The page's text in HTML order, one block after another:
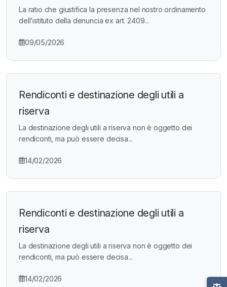
La ratio che giustifica la presenza nel nostro ordinamento
dell’istituto della denuncia ex art. 2409...
09/05/2026
Rendiconti e destinazione degli utili a
riserva
La destinazione degli utili a riserva non è oggetto dei
rendiconti, ma può essere decisa...
14/02/2026
Rendiconti e destinazione degli utili a
riserva
La destinazione degli utili a riserva non è oggetto dei
rendiconti, ma può essere decisa...
14/02/2026